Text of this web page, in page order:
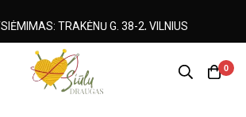
0
TRAKĖNŲ G. 38-2, VILNIUS